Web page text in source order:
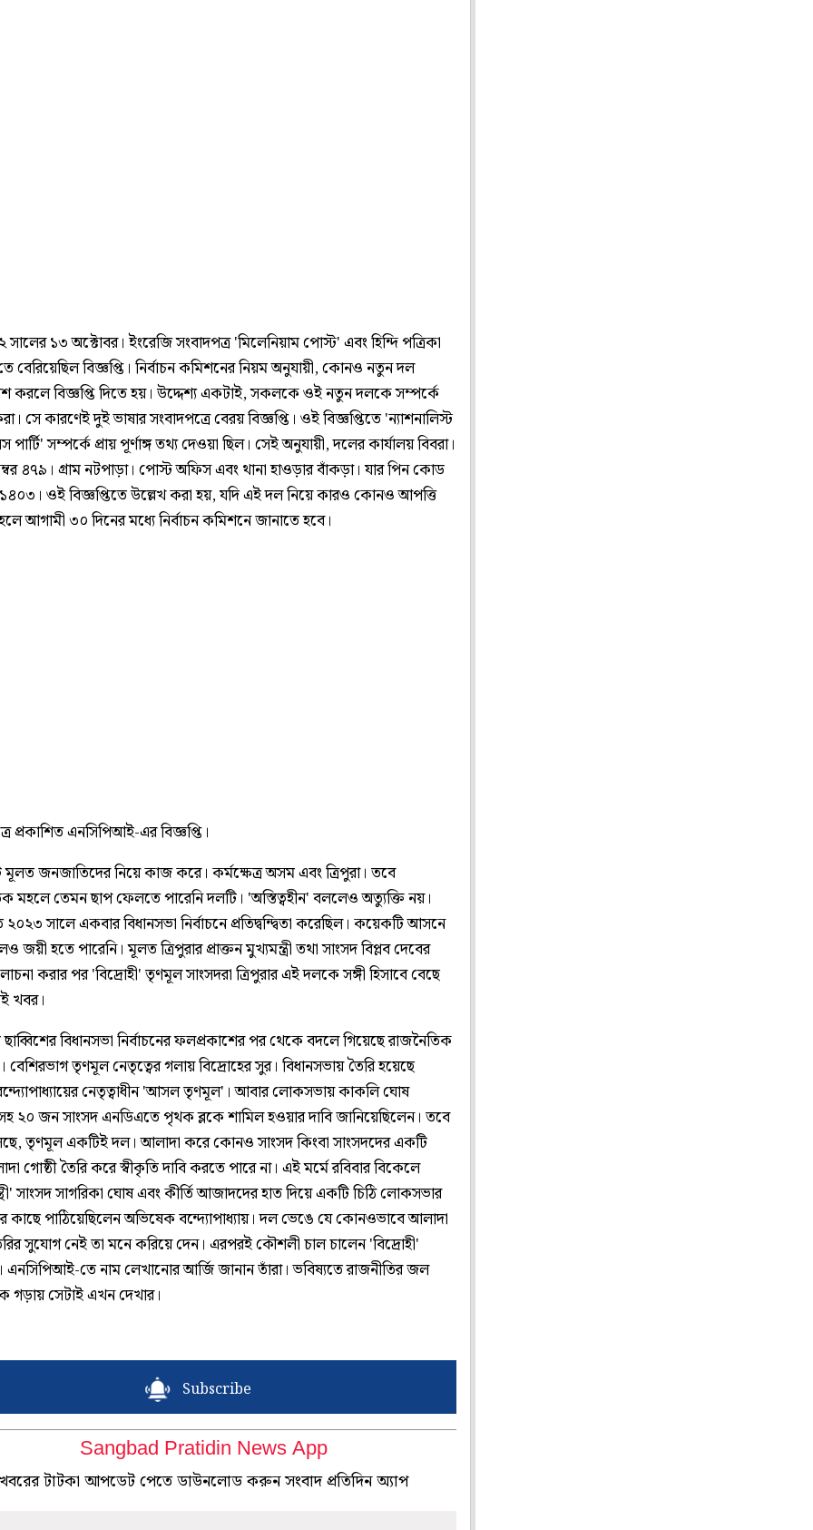
১৩ অক্টোবর। ইংরেজি সংবাদপত্র 'মিলেনিয়াম পোস্ট' এবং হিন্দি পত্রিকা
বেরিয়েছিল বিজ্ঞপ্তি। নির্বাচন কমিশনের নিয়ম অনুযায়ী, কোনও নতুন দল
করলে বিজ্ঞপ্তি দিতে হয়। উদ্দেশ্য একটাই, সকলকে ওই নতুন দলকে সম্পর্কে
সে কারণেই দুই ভাষার সংবাদপত্রে বেরয় বিজ্ঞপ্তি। ওই বিজ্ঞপ্তিতে 'ন্যাশনালিস্ট
পার্টি' সম্পর্কে প্রায় পূর্ণাঙ্গ তথ্য দেওয়া ছিল। সেই অনুযায়ী, দলের কার্যালয় বিবরা।
৪৭৯। গ্রাম নটপাড়া। পোস্ট অফিস এবং থানা হাওড়ার বাঁকড়া। যার পিন কোড
ওই বিজ্ঞপ্তিতে উল্লেখ করা হয়, যদি এই দল নিয়ে কারও কোনও আপত্তি
আগামী ৩০ দিনের মধ্যে নির্বাচন কমিশনে জানাতে হবে।
প্রকাশিত এনসিপিআই-এর বিজ্ঞপ্তি।
জনজাতিদের নিয়ে কাজ করে। কর্মক্ষেত্র অসম এবং ত্রিপুরা। তবে
মহলে তেমন ছাপ ফেলতে পারেনি দলটি। 'অস্তিত্বহীন' বললেও অত্যুক্তি নয়।
সালে একবার বিধানসভা নির্বাচনে প্রতিদ্বন্দ্বিতা করেছিল। কয়েকটি আসনে
জয়ী হতে পারেনি। মূলত ত্রিপুরার প্রাক্তন মুখ্যমন্ত্রী তথা সাংসদ বিপ্লব দেবের
করার পর 'বিদ্রোহী' তৃণমূল সাংসদরা ত্রিপুরার এই দলকে সঙ্গী হিসাবে বেছে
খবর।
বিধানসভা নির্বাচনের ফলপ্রকাশের পর থেকে বদলে গিয়েছে রাজনৈতিক
তৃণমূল নেতৃত্বের গলায় বিদ্রোহের সুর। বিধানসভায় তৈরি হয়েছে
নেতৃত্বাধীন 'আসল তৃণমূল'। আবার লোকসভায় কাকলি ঘোষ
সহ ২০ জন সাংসদ এনডিএতে পৃথক ব্লকে শামিল হওয়ার দাবি জানিয়েছিলেন। তবে
তৃণমূল একটিই দল। আলাদা করে কোনও সাংসদ কিংবা সাংসদদের একটি
গোষ্ঠী তৈরি করে স্বীকৃতি দাবি করতে পারে না। এই মর্মে রবিবার বিকেলে
সাংসদ সাগরিকা ঘোষ এবং কীর্তি আজাদদের হাত দিয়ে একটি চিঠি লোকসভার
কাছে পাঠিয়েছিলেন অভিষেক বন্দ্যোপাধ্যায়। দল ভেঙে যে কোনওভাবে আলাদা
সুযোগ নেই তা মনে করিয়ে দেন। এরপরই কৌশলী চাল চালেন 'বিদ্রোহী'
এনসিপিআই-তে নাম লেখানোর আর্জি জানান তাঁরা। ভবিষ্যতে রাজনীতির জল
গড়ায় সেটাই এখন দেখার।
Subscribe
Sangbad Pratidin News App
খবরের টাটকা আপডেট পেতে ডাউনলোড করুন সংবাদ প্রতিদিন অ্যাপ